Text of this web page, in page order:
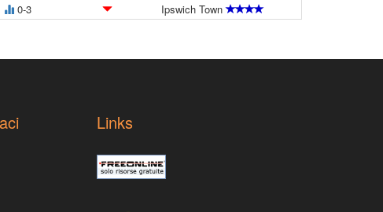
0-3
Ipswich Town
Links